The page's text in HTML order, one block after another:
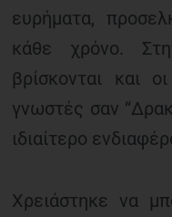
ευρήματα,
κάθε χρόνο.
βρίσκονται και
γνωστές σαν
ιδιαίτερο
Χρειάστηκε να